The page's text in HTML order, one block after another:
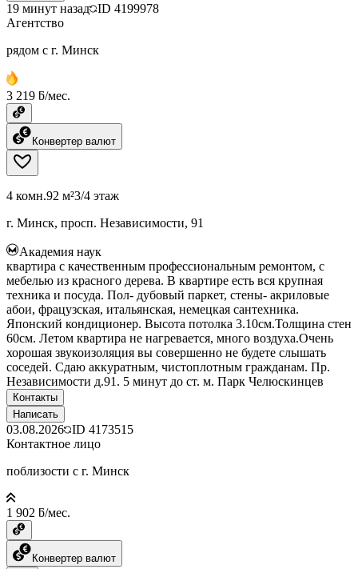
19 минут назад ID 4199978
Агентство
рядом с г. Минск
3 219 ƃ/мес.
Конвертер валют
4 комн.92 м²3/4 этаж
г. Минск, просп. Независимости, 91
Академия наук
квартира с качественным профессиональным ремонтом, с
мебелью из красного дерева. В квартире есть вся крупная
техника и посуда. Пол- дубовый паркет, стены- акриловые
абои, фрацузская, итальянская, немецкая сантехника.
Японский кондиционер. Высота потолка 3.10см.Толщина стен
60см. Летом квартира не нагревается, много воздуха.Очень
хорошая звукоизоляция вы совершенно не будете слышать
соседей. Сдаю аккуратным, чистоплотным гражданам. Пр.
Независимости д.91. 5 минут до ст. м. Парк Челюскинцев
Контакты
Написать
03.08.2026 ID 4173515
Контактное лицо
поблизости с г. Минск
1 902 ƃ/мес.
Конвертер валют